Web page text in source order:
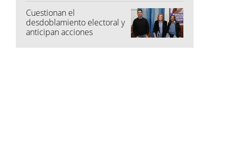
Cuestionan el
desdoblamiento electoral y
anticipan acciones